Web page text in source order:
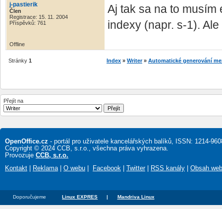
j-pastierik
Člen
Registrace: 15. 11. 2004
Příspěvků: 761
Aj tak sa na to
indexy (napr. s-1).
Offline
Stránky 1 Index » Writer » Automatické generování
Přejít na
OpenOffice.cz - portál pro uživatele kancelářských balíků, ISSN: 1214-
Copyright © 2024 CCB, s.r.o., všechna práva vyhrazena.
Provozuje CCB, s.r.o.
Kontakt
Reklama| O webu Facebook Twitter| RSS kanály Obsah
Doporučujeme Linux EXPRES | Mandriva Linux